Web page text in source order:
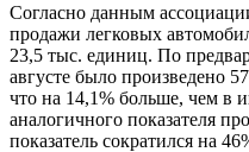
Согласно данным
продажи легковых
23,5 тыс. единиц. По
августе было произведено
что на 14,1% больше, чем в
аналогичного показателя
показатель сократился на